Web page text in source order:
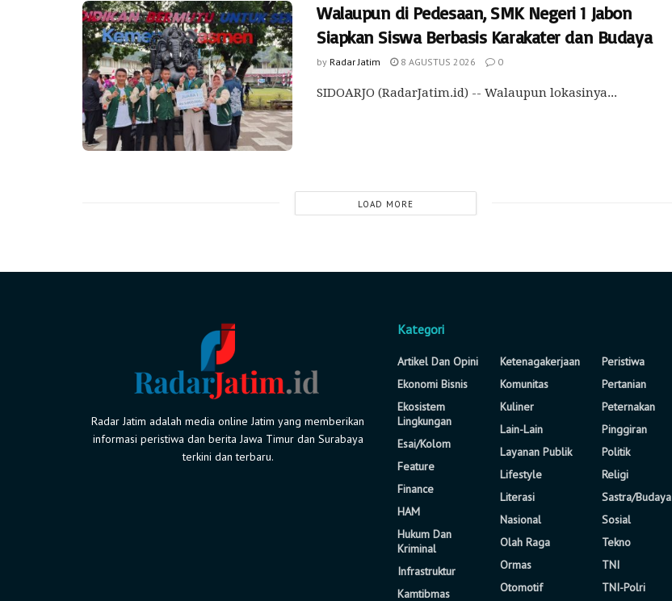
Walaupun di Pedesaan, SMK Negeri 1 Jabon
Siapkan Siswa Berbasis Karakater dan Budaya
by Radar Jatim 8 AGUSTUS 2026 0
SIDOARJO (RadarJatim.id) -- Walaupun lokasinya...
LOAD MORE
Radar Jatim adalah media online Jatim yang memberikan
informasi peristiwa dan berita Jawa Timur dan Surabaya
terkini dan terbaru.
Kategori
Artikel Dan Opini
Ekonomi Bisnis
Ekosistem
Lingkungan
Esai/Kolom
Feature
Finance
HAM
Hukum Dan
Kriminal
Infrastruktur
Kamtibmas
Ketenagakerjaan
Komunitas
Kuliner
Lain-Lain
Layanan Publik
Lifestyle
Literasi
Nasional
Olah Raga
Ormas
Otomotif
Peristiwa
Pertanian
Peternakan
Pinggiran
Politik
Religi
Sastra/Budaya
Sosial
Tekno
TNI
TNI-Polri